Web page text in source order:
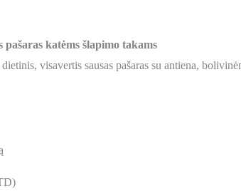
katėms šlapimo takams
visavertis sausas pašaras su antiena,